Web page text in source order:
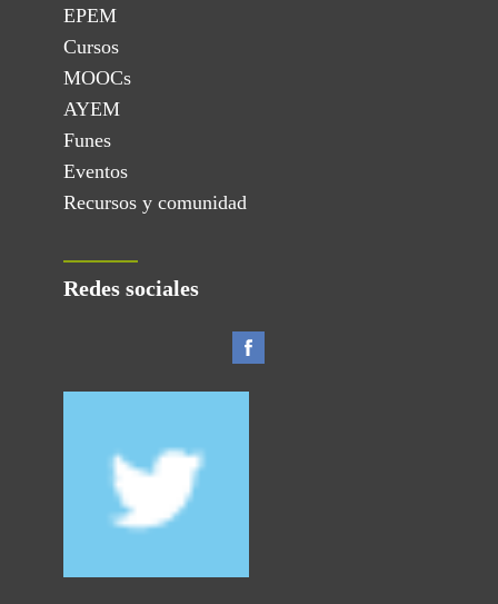
EPEM
Cursos
MOOCs
AYEM
Funes
Eventos
Recursos y comunidad
Redes sociales